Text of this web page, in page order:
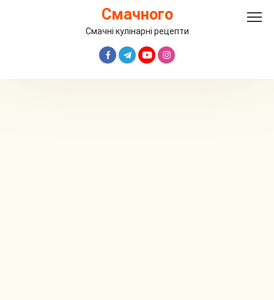
Смачного
Смачні кулінарні рецепти